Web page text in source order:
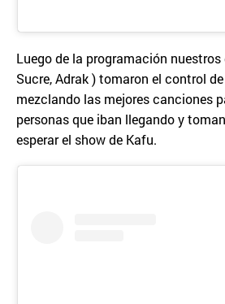
Luego de la programación nuestros
Sucre, Adrak ) tomaron el control
mezclando las mejores canciones
personas que iban llegando y
esperar el show de Kafu.